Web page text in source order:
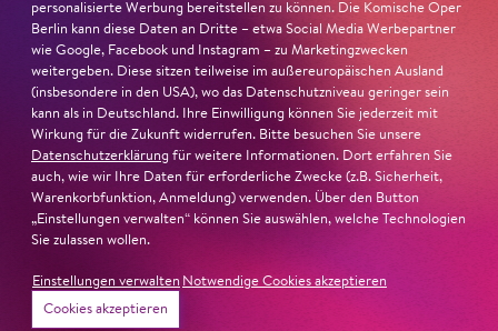
Ambur Braidist für den Deutschen Theaterpreis DER
FAUST nominiert in der Kategorie »Darsteller:in
Musiktheater«. Ihr eindrucksvolles Rollendebüt als
Katerina Lwowna Ismailowa in Barrie KoskysLady
Macbeth von Mzensk sei jederzeit authentisch, ziehe das
Publikum in ihren Bann, fordere zum Miterleben und
Mitleiden heraus – niemand im Saal bliebe teilnahmslos
zurück, lobt die Jury Ambur Braids stimmliche Wucht
und ihre starke Bühnenpräsenz:
»In dem überwältigenden Farbenreichtum ihres Spiels
personalisierte Werbung bereitstellen zu können. Die Komische Oper
Berlin kann diese Daten an Dritte – etwa Social Media Werbepartner
wie Google, Facebook und Instagram – zu Marketingzwecken
weitergeben. Diese sitzen teilweise im außereuropäischen Ausland
(insbesondere in den USA), wo das Datenschutzniveau geringer sein
kann als in Deutschland. Ihre Einwilligung können Sie jederzeit mit
Wirkung für die Zukunft widerrufen. Bitte besuchen Sie unsere
Datenschutzerklärung für weitere Informationen. Dort erfahren Sie
auch, wie wir Ihre Daten für erforderliche Zwecke (z.B. Sicherheit,
Warenkorbfunktion, Anmeldung) verwenden. Über den Button
„Einstellungen verwalten“ können Sie auswählen, welche Technologien
Sie zulassen wollen.
Einstellungen verwalten Notwendige Cookies akzeptieren
Cookies akzeptieren